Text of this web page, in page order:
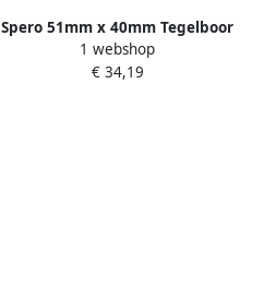
Spero 51mm x 40mm Tegelboor
Xtreme met Opruimfunctie Nat &
Droog M14 51-M14-TDN
1 webshop
€ 34,19